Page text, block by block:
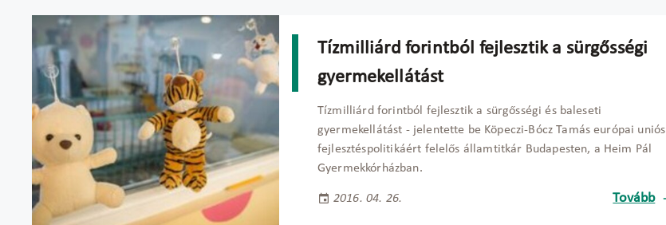
Tízmilliárd forintból fejlesztik a sürgősségi
gyermekellátást
Tízmilliárd forintból fejlesztik a sürgősségi és baleseti
gyermekellátást - jelentette be Köpeczi-Bócz Tamás európai uniós
fejlesztéspolitikáért felelős államtitkár Budapesten, a Heim Pál
Gyermekkórházban.
2016. 04. 26. Tovább